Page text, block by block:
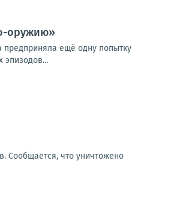
оружию»
предприняла ещё одну попытку
эпизодов...
Сообщается, что уничтожено